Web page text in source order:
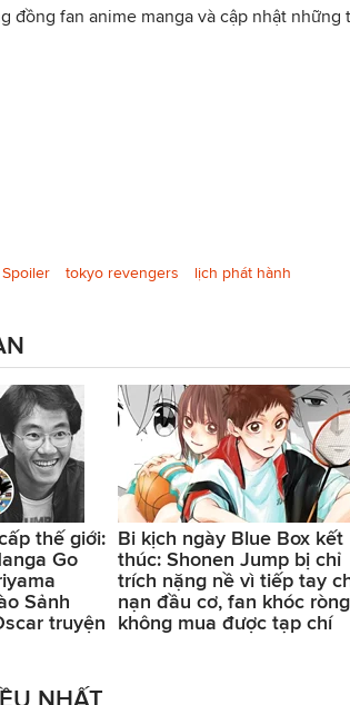
đồng fan anime manga và cập nhật
Spoiler tokyo revengers lịch phát hành
thế giới:
Go
Sảnh
truyện
Bi kịch ngày Blue Box kết
thúc: Shonen Jump bị chỉ
trích nặng nề vì tiếp tay
nạn đầu cơ, fan khóc
không mua được tạp chí
NHẤT